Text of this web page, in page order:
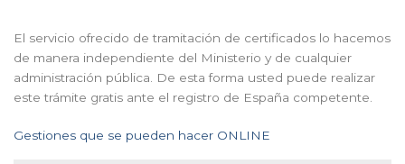
El servicio ofrecido de tramitación de certificados lo hacemos
de manera independiente del Ministerio y de cualquier
administración pública. De esta forma usted puede realizar
este trámite gratis ante el registro de España competente.
Gestiones que se pueden hacer ONLINE